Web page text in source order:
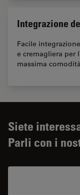
Integrazione
Facile
e cremagliera per
massima
Siete
Parli con i